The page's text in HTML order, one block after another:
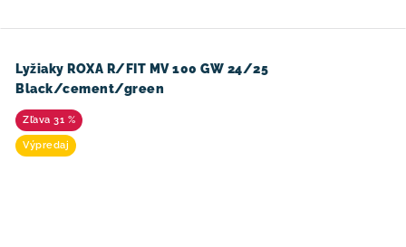
Lyžiaky ROXA R/FIT MV 100 GW 24/25
Black/cement/green
31 %
Výpredaj